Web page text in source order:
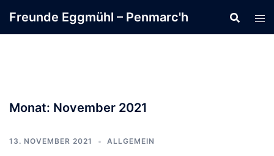
Inhalt
Freunde Eggmühl – Penmarc'h
Monat: November 2021
13. NOVEMBER 2021 ALLGEMEIN